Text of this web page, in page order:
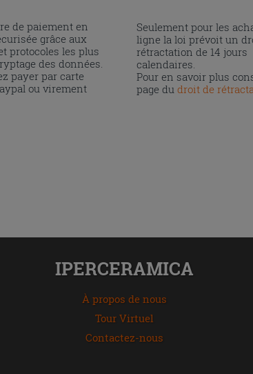
de paiement en
grâce aux
protocoles les plus
des données.
payer par carte
ou virement
Seulement pour les
ligne la loi prévoit un
rétractation de 14 jours
calendaires.
Pour en savoir plus
page dudroit de
IPERCERAMICA
À propos de nous
Tour Virtuel
Contactez-nous